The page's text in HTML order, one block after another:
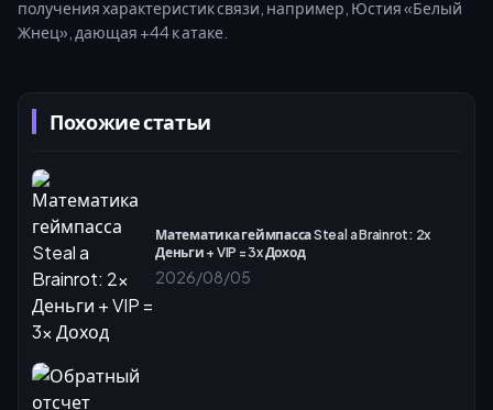
Похожие статьи
Математика геймпасса Steal a Brainrot: 2x
Деньги + VIP = 3x Доход
2026/08/05
получения характеристик связи, например, Юстия «Белый
Жнец», дающая +44 к атаке.